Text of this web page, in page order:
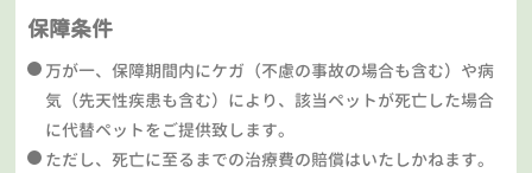
保障条件
万が一、保障期間内にケガ（不慮の事故の場合も含む）や病
気（先天性疾患も含む）により、該当ペットが死亡した場合
に代替ペットをご提供致します。
ただし、死亡に至るまでの治療費の賠償はいたしかねます。